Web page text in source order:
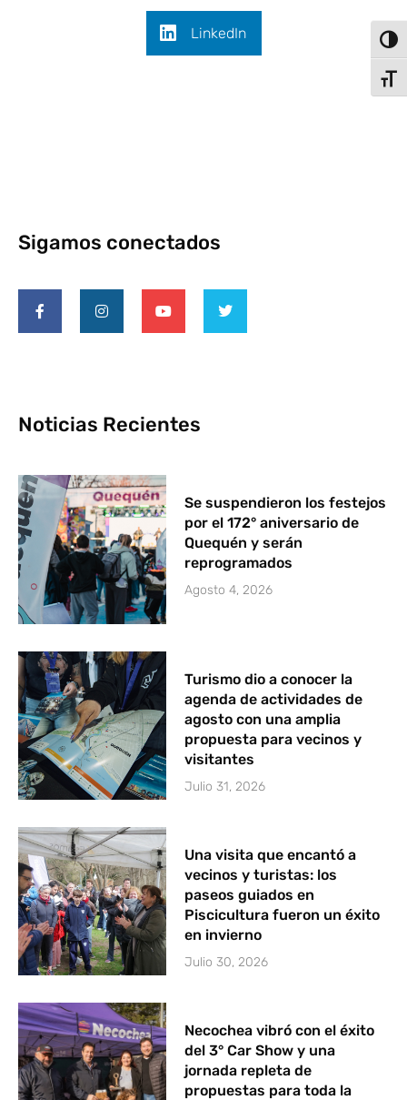
LinkedIn
Sigamos conectados
Noticias Recientes
Se suspendieron los festejos
por el 172° aniversario de
Quequén y serán
reprogramados
Agosto 4, 2026
Turismo dio a conocer la
agenda de actividades de
agosto con una amplia
propuesta para vecinos y
visitantes
Julio 31, 2026
Una visita que encantó a
vecinos y turistas: los
paseos guiados en
Piscicultura fueron un éxito
en invierno
Julio 30, 2026
Necochea vibró con el éxito
del 3° Car Show y una
jornada repleta de
propuestas para toda la